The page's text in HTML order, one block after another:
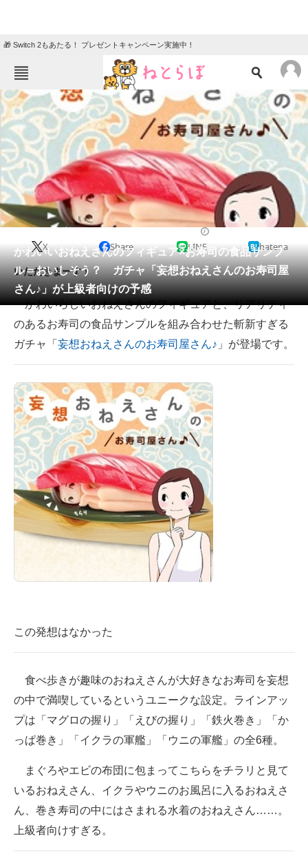
🎁 Switch 2もあたる！ プレゼントキャンペーン実施中！
ねとらぼメニュー
TOP ニュース
エンタメ クイズ
グルメ 地域
住まい 教育・育児
動物 リサーチ
会員記事
メディア
注目記事を集めた総合ページ
ITの今と未来を見通す
スマホと通信の最新トレンド
進化するPCとデバイスの未来
好きが集まる 比べて選べる
ビジネスと働き方のヒント
AI活用のいまが分かる
企業ITのトレンドを詳説
経営リーダーのコミュニティ
企業向けIT製品の総合サイト
製造業のIT導入・活用を支援
モノづくり技術者専門サイト
エネルギーの専門メディア
かわいいおねえさんのフィギュア×お寿司の食品サンプ
ル＝おいしそう？ ガチャ「妄想おねえさんのお寿司屋
さん♪」が上級者向けの予感
X Share LINE hatena
いただきまーす！
かわいらしいおねえさんのフィギュアと、リアリティ
のあるお寿司の食品サンプルを組み合わせた斬新すぎる
ガチャ「 妄想おねえさんのお寿司屋さん♪ 」が登場です。
この発想はなかった
食べ歩きが趣味のおねえさんが大好きなお寿司を妄想
の中で満喫しているというユニークな設定。ラインアッ
プは「マグロの握り」「えびの握り」「鉄火巻き」「か
っぱ巻き」「イクラの軍艦」「ウニの軍艦」の全6種。
まぐろやエビの布団に包まってこちらをチラリと見て
いるおねえさん、イクラやウニのお風呂に入るおねえさ
ん、巻き寿司の中にはさまれる水着のおねえさん……。
上級者向けすぎる。